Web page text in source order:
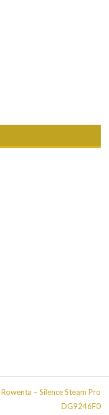
Rowenta – Silence Steam Pro
DG9246F0